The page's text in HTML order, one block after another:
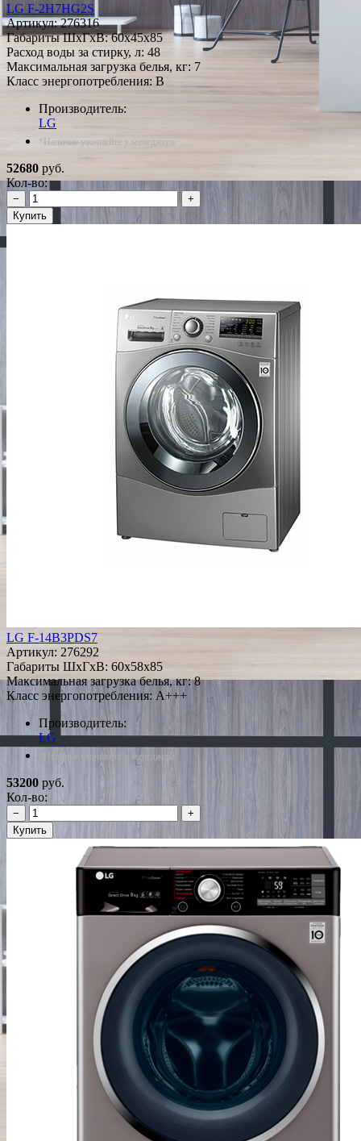
LG F-2H7HG2S
Артикул:276316
Габариты ШxГxВ: 60x45x85
Расход воды за стирку, л: 48
Максимальная загрузка белья, кг: 7
Класс энергопотребления: B
Производитель:
LG
*Наличие уточняйте у менеджера
52680 руб.
Кол-во:
−
+
Купить
LG F-14B3PDS7
Артикул: 276292
Габариты ШxГxВ: 60x58x85
Максимальная загрузка белья, кг: 8
Класс энергопотребления: A+++
Производитель:
LG
*Наличие уточняйте у менеджера
53200 руб.
Кол-во:
−
+
Купить